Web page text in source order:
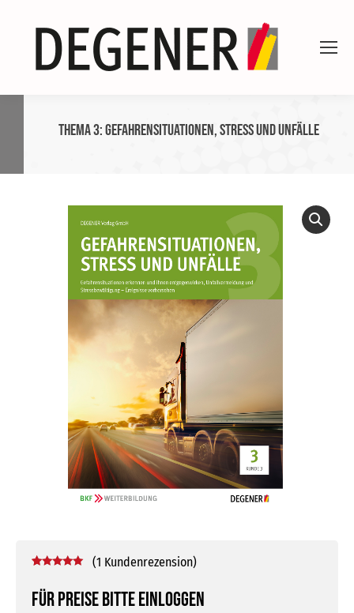
Thema 3: Gefahrensituationen, Stress und Unfälle
Für Preise bitte einloggen
5.00
basierend
(1 Kundenrezension)